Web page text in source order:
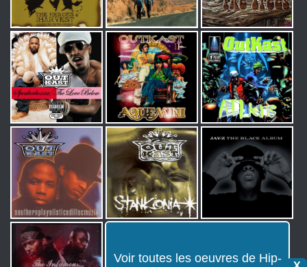
Voir toutes les oeuvres de Hip-